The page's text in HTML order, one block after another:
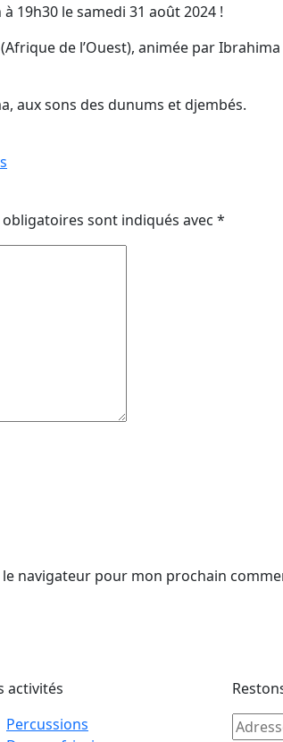
19h30 le samedi 31 août 2024 !
de l’Ouest), animée par Ibrahima
aux sons des dunums et djembés.
obligatoires sont indiqués avec *
navigateur pour mon prochain
activités
Percussions